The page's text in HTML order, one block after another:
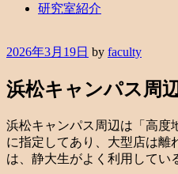
研究室紹介
2026年3月19日 by faculty
浜松キャンパス周
浜松キャンパス周辺は「高度
に指定してあり、大型店は離
は、静大生がよく利用してい